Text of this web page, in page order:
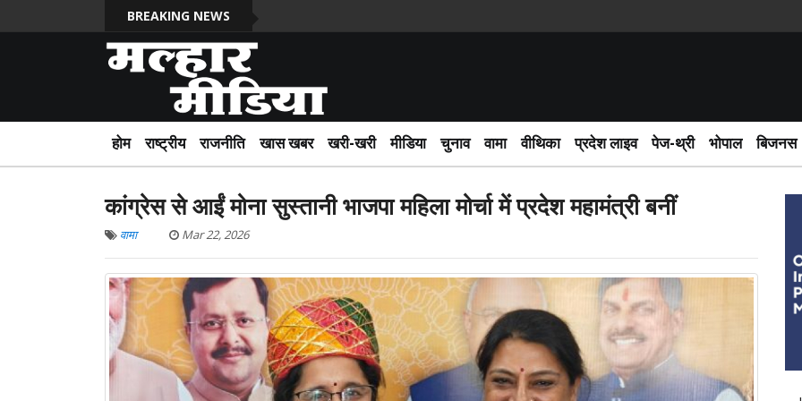
BREAKING NEWS
होम राष्ट्रीय राजनीति खास खबर खरी-खरी मीडिया चुनाव वामा वीथिका प्रदेश लाइव पेज-थ्री भोपाल बिजनस
कांग्रेस से आईं मोना सुस्तानी भाजपा महिला मोर्चा में प्रदेश महामंत्री बनीं
वामा Mar 22, 2026